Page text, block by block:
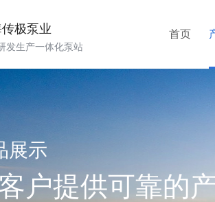
极泵业
发生产一体化泵站
首页
展示
户提供可靠的